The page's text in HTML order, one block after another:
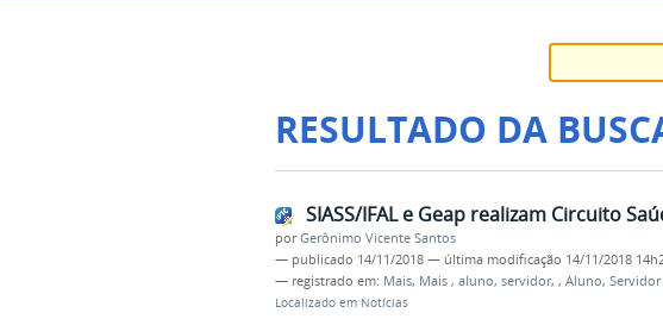
RESULTADO DA
SIASS/IFAL e Geap realizam Circuito
porGerônimo Vicente Santos
— publicado 14/11/2018 — última modificação 14/11/2018
— registrado em: Mais, Mais , aluno, servidor, , Aluno, Servidor
Localizado em Notícias